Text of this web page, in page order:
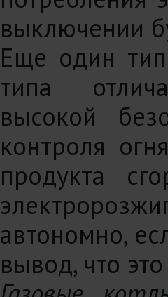
выключении
Еще один
типа
высокой
контроля
продукта
автономно,
вывод, что